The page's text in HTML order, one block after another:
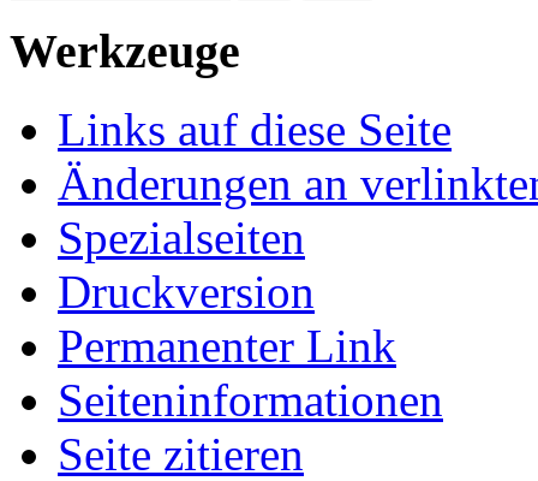
Werkzeuge
Links auf diese Seite
Änderungen an
Spezialseiten
Druckversion
Permanenter Link
Seiten­informationen
Seite zitieren